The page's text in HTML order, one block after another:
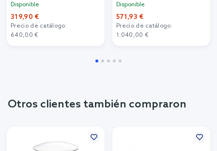
Disponible
319,90 €
Precio de catálogo:
640,00 €
Disponible
571,93 €
Precio de catálogo:
1.040,00 €
Otros clientes también compraron